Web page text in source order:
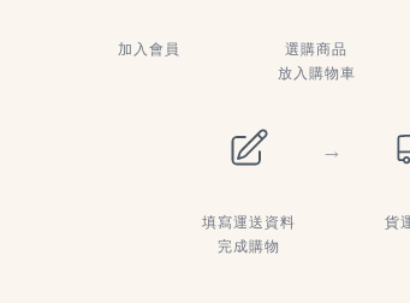
加入會員
選購商品
放入購物車
填寫運送資料
完成購物
→
貨